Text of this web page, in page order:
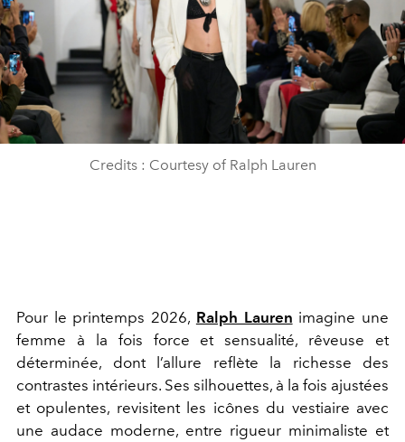
Credits : Courtesy of Ralph Lauren
Pour le printemps 2026, Ralph Lauren imagine une
femme à la fois force et sensualité, rêveuse et
déterminée, dont l’allure reflète la richesse des
contrastes intérieurs. Ses silhouettes, à la fois ajustées
et opulentes, revisitent les icônes du vestiaire avec
une audace moderne, entre rigueur minimaliste et